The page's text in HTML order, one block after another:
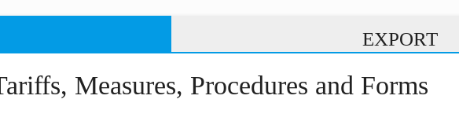
EXPORT
Measures, Procedures and Forms